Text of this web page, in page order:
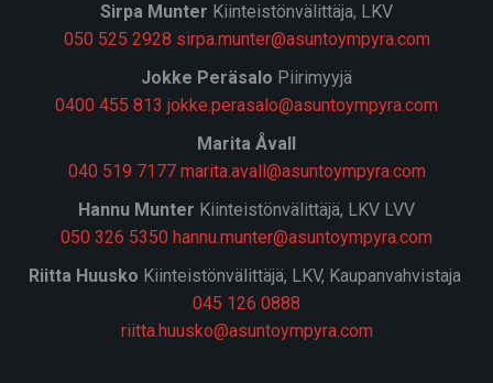
Sirpa Munter Kiinteistönvälittäja, LKV
050 525 2928 sirpa.munter@asuntoympyra.com
Jokke Peräsalo Piirimyyjä
0400 455 813 jokke.perasalo@asuntoympyra.com
Marita Åvall
040 519 7177 marita.avall@asuntoympyra.com
Hannu Munter Kiinteistönvälittäjä, LKV LVV
050 326 5350 hannu.munter@asuntoympyra.com
Riitta Huusko Kiinteistönvälittäjä, LKV, Kaupanvahvistaja
045 126 0888
riitta.huusko@asuntoympyra.com